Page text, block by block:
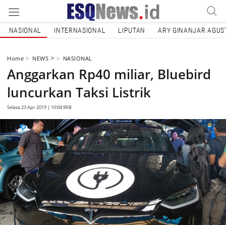
NASIONAL INTERNASIONAL LIPUTAN ARY GINANJAR
Home NEWS > NASIONAL
Anggarkan Rp40 miliar, Bluebird
luncurkan Taksi Listrik
Selasa 23 Apr 2019 | 10:04 WIB